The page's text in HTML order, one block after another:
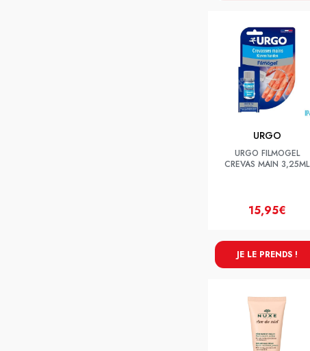
URGO
URGO FILMOGEL
CREVAS MAIN 3,25ML
15,95€
JE LE PRENDS !